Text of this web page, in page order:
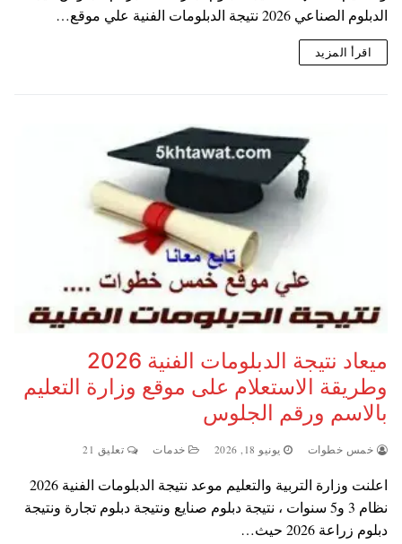
الدبلوم الصناعي 2026 نتيجة الدبلومات الفنية علي موقع…
اقرأ المزيد
ميعاد نتيجة الدبلومات الفنية 2026
وطريقة الاستعلام على موقع وزارة التعليم
بالاسم ورقم الجلوس
خمس خطوات يونيو 18, 2026 خدمات تعليق 21
اعلنت وزارة التربية والتعليم موعد نتيجة الدبلومات الفنية 2026
نظام 3 و5 سنوات ، نتيجة دبلوم صنايع ونتيجة دبلوم تجارة ونتيجة
دبلوم زراعة 2026 حيث…